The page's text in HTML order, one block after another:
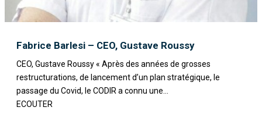
Fabrice Barlesi – CEO, Gustave Roussy
CEO, Gustave Roussy « Après des années de grosses
restructurations, de lancement d’un plan stratégique, le
passage du Covid, le CODIR a connu une...
ECOUTER